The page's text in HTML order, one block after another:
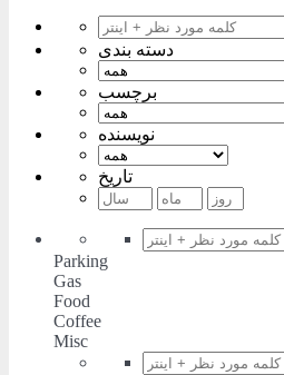
دسته بندی
برچسب
نویسنده
تاریخ
Parking
Gas
Food
Coffee
Misc